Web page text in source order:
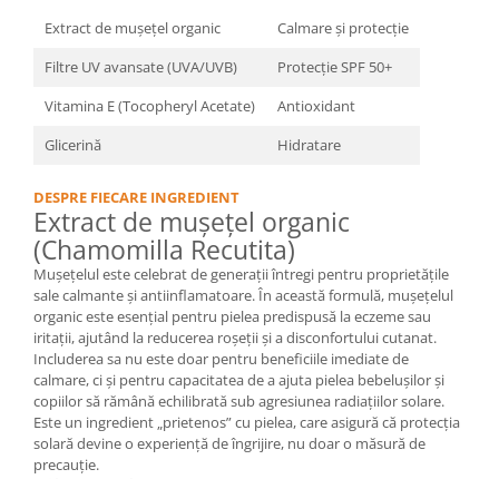
Extract de mușețel organic
Calmare și protecție
Filtre UV avansate (UVA/UVB)
Protecție SPF 50+
Vitamina E (Tocopheryl Acetate)
Antioxidant
Glicerină
Hidratare
DESPRE FIECARE INGREDIENT
Extract de mușețel organic
(Chamomilla Recutita)
Mușețelul este celebrat de generații întregi pentru proprietățile
sale calmante și antiinflamatoare. În această formulă, mușețelul
organic este esențial pentru pielea predispusă la eczeme sau
iritații, ajutând la reducerea roșeții și a disconfortului cutanat.
Includerea sa nu este doar pentru beneficiile imediate de
calmare, ci și pentru capacitatea de a ajuta pielea bebelușilor și
copiilor să rămână echilibrată sub agresiunea radiațiilor solare.
Este un ingredient „prietenos” cu pielea, care asigură că protecția
solară devine o experiență de îngrijire, nu doar o măsură de
precauție.